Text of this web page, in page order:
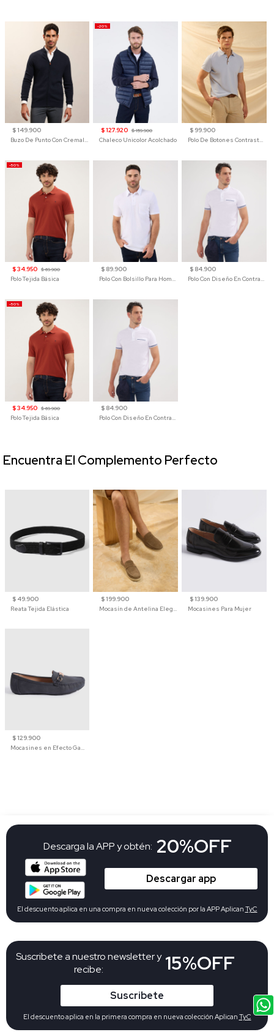
$ 149.900
Buzo De Punto Con Cremallera Para Hombre
-20%
$ 127.920 $ 159.900
Chaleco Unicolor Acolchado
$ 99.900
Polo De Botones Contraste Para Hombre
-50%
$ 34.950 $ 69.900
Polo Tejida Básica
$ 89.900
Polo Con Bolsillo Para Hombre
$ 84.900
Polo Con Diseño En Contraste
-50%
$ 34.950 $ 69.900
Polo Tejida Básica
$ 84.900
Polo Con Diseño En Contraste
$ 49.900
Reata Tejida Elástica
$ 199.900
Mocasín de Antelina Elegante con Suela de Contraste Para Hombre
$ 139.900
Mocasines Para Mujer
$ 129.900
Mocasines en Efecto Gamuzado Para Mujer
Encuentra El Complemento Perfecto
Suscribete a nuestro newsletter y
recibe:
15%OFF
Suscribete
El descuento aplica en la primera compra en nueva colección Aplican TyC
Descarga la APP y obtén: 20%OFF
Descargar app
El descuento aplica en una compra en nueva colección por la APP Aplican TyC